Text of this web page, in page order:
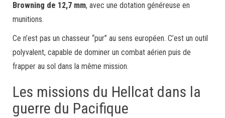
Browning de 12,7 mm, avec une dotation généreuse en
munitions.
Ce n’est pas un chasseur “pur” au sens européen. C’est un outil
polyvalent, capable de dominer un combat aérien puis de
frapper au sol dans la même mission.
Les missions du Hellcat dans la
guerre du Pacifique